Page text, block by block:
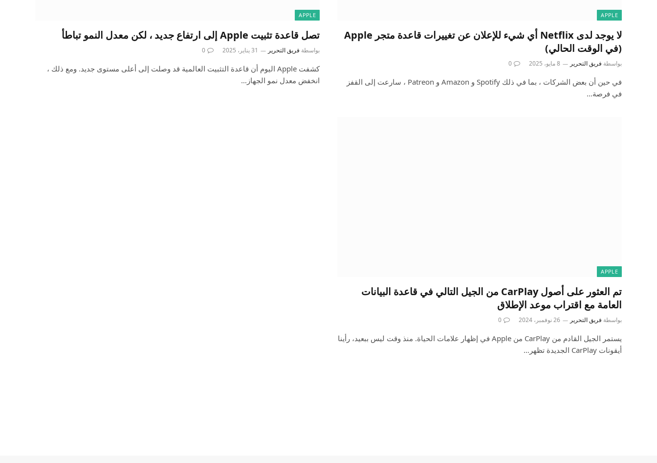
APPLE
لا يوجد لدى Netflix أي شيء للإعلان عن تغييرات قاعدة متجر Apple
(في الوقت الحالي)
بواسطة فريق التحرير 8 مايو، 2025 0
في حين أن بعض الشركات ، بما في ذلك Spotify و Amazon و Patreon ، سارعت إلى القفز
في فرصة…
APPLE
تصل قاعدة تثبيت Apple إلى ارتفاع جديد ، لكن معدل النمو تباطأ
بواسطة فريق التحرير 31 يناير، 2025 0
كشفت Apple اليوم أن قاعدة التثبيت العالمية قد وصلت إلى أعلى مستوى جديد. ومع ذلك ،
انخفض معدل نمو الجهاز…
APPLE
تم العثور على أصول CarPlay من الجيل التالي في قاعدة البيانات
العامة مع اقتراب موعد الإطلاق
بواسطة فريق التحرير 26 نوفمبر، 2024 0
يستمر الجيل القادم من CarPlay من Apple في إظهار علامات الحياة. منذ وقت ليس ببعيد، رأينا
أيقونات CarPlay الجديدة تظهر…